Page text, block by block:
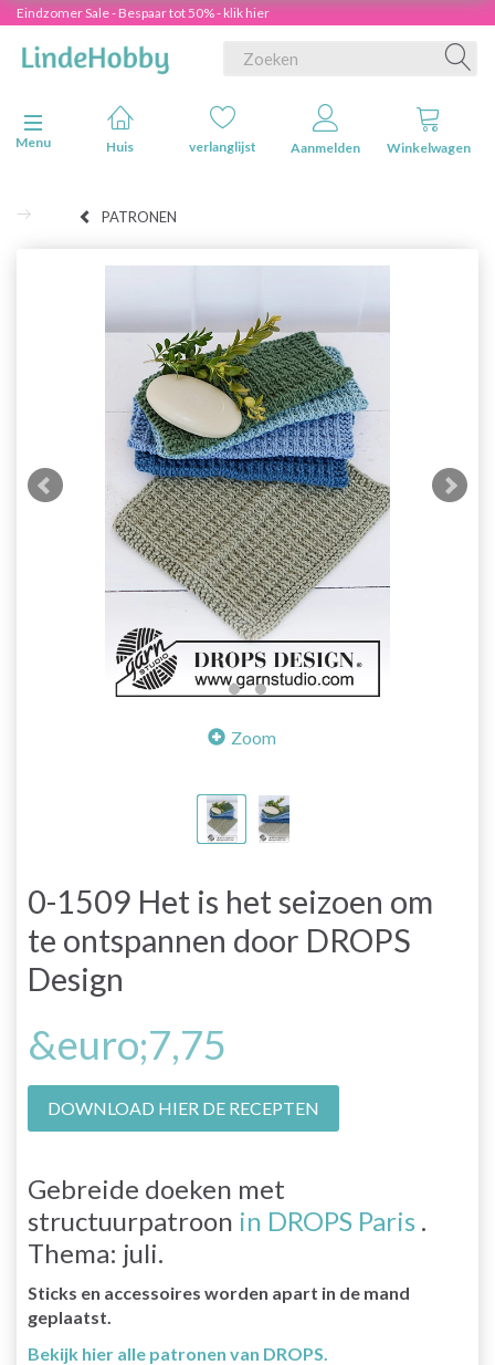
Eindzomer Sale - Bespaar tot 50% - klik hier
Navigatie in-/uitschakelen
Menu
Huis verlanglijst Aanmelden Winkelwagen
PATRONEN
Zoom
0-1509 Het is het seizoen om
te ontspannen door DROPS
Design
&euro;7,75
DOWNLOAD HIER DE RECEPTEN
Gebreide doeken met
structuurpatroon in DROPS Paris .
Thema: juli.
Sticks en accessoires worden apart in de mand
geplaatst.
Bekijk hier alle patronen van DROPS.